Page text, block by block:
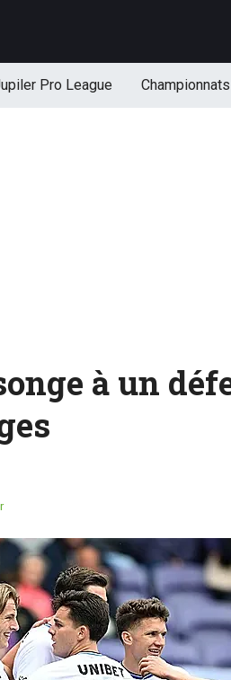
Pro League Championnats
à un